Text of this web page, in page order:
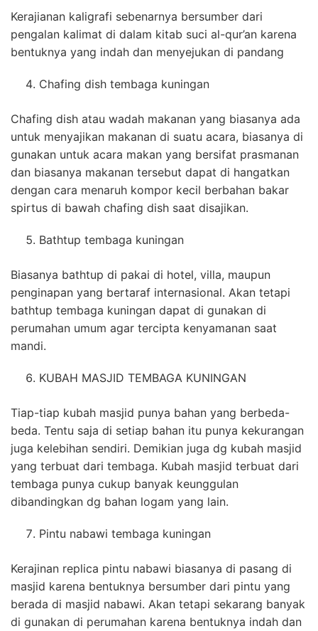
Kerajianan kaligrafi sebenarnya bersumber dari
pengalan kalimat di dalam kitab suci al-qur’an karena
bentuknya yang indah dan menyejukan di pandang
Chafing dish tembaga kuningan
Chafing dish atau wadah makanan yang biasanya ada
untuk menyajikan makanan di suatu acara, biasanya di
gunakan untuk acara makan yang bersifat prasmanan
dan biasanya makanan tersebut dapat di hangatkan
dengan cara menaruh kompor kecil berbahan bakar
spirtus di bawah chafing dish saat disajikan.
Bathtup tembaga kuningan
Biasanya bathtup di pakai di hotel, villa, maupun
penginapan yang bertaraf internasional. Akan tetapi
bathtup tembaga kuningan dapat di gunakan di
perumahan umum agar tercipta kenyamanan saat
mandi.
KUBAH MASJID TEMBAGA KUNINGAN
Tiap-tiap kubah masjid punya bahan yang berbeda-
beda. Tentu saja di setiap bahan itu punya kekurangan
juga kelebihan sendiri. Demikian juga dg kubah masjid
yang terbuat dari tembaga. Kubah masjid terbuat dari
tembaga punya cukup banyak keunggulan
dibandingkan dg bahan logam yang lain.
Pintu nabawi tembaga kuningan
Kerajinan replica pintu nabawi biasanya di pasang di
masjid karena bentuknya bersumber dari pintu yang
berada di masjid nabawi. Akan tetapi sekarang banyak
di gunakan di perumahan karena bentuknya indah dan